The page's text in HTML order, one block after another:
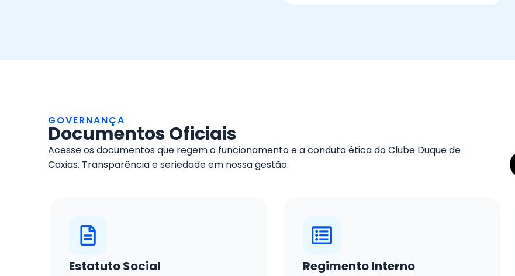
GOVERNANÇA
Documentos Oficiais
Acesse os documentos que regem o funcionamento e a conduta ética do Clube Duque de
Caxias. Transparência e seriedade em nossa gestão.
Estatuto Social Regimento Interno